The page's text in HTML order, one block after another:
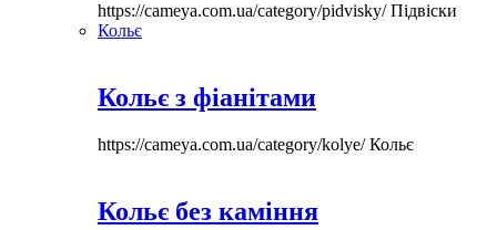
https://cameya.com.ua/category/pidvisky/Підвіски
Кольє
Кольє з фіанітами
https://cameya.com.ua/category/kolye/Кольє
Кольє без каміння